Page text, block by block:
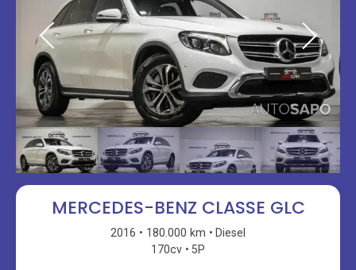
MERCEDES-BENZ CLASSE GLC
2016 180.000 km
Diesel
170cv
5P